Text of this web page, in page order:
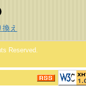
え
Reserved.